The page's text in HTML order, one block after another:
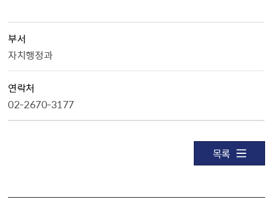
부서
자치행정과
연락처
02-2670-3177
목록